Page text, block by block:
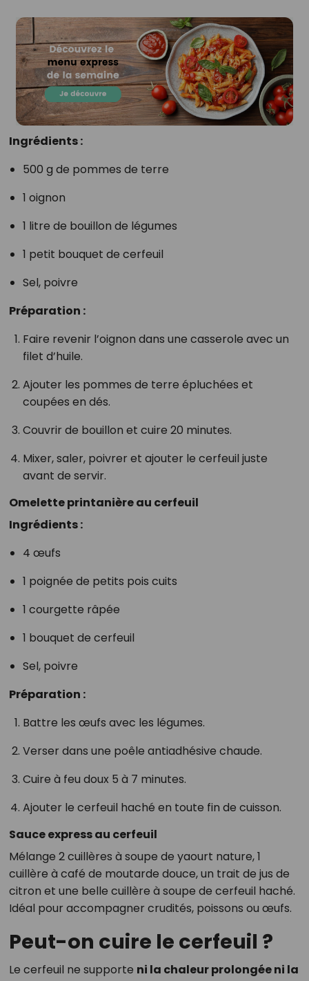
Ingrédients :
500 g de pommes de terre
1 oignon
1 litre de bouillon de légumes
1 petit bouquet de cerfeuil
Sel, poivre
Préparation :
Faire revenir l’oignon dans une casserole avec un
filet d’huile.
Ajouter les pommes de terre épluchées et
coupées en dés.
Couvrir de bouillon et cuire 20 minutes.
Mixer, saler, poivrer et ajouter le cerfeuil juste
avant de servir.
Omelette printanière au cerfeuil
Ingrédients :
4 œufs
1 poignée de petits pois cuits
1 courgette râpée
1 bouquet de cerfeuil
Sel, poivre
Préparation :
Battre les œufs avec les légumes.
Verser dans une poêle antiadhésive chaude.
Cuire à feu doux 5 à 7 minutes.
Ajouter le cerfeuil haché en toute fin de cuisson.
Sauce express au cerfeuil
Mélange 2 cuillères à soupe de yaourt nature, 1
cuillère à café de moutarde douce, un trait de jus de
citron et une belle cuillère à soupe de cerfeuil haché.
Idéal pour accompagner crudités, poissons ou œufs.
Peut-on cuire le cerfeuil ?
Le cerfeuil ne supporte ni la chaleur prolongée ni la